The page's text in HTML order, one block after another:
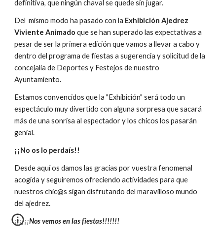
definitiva, que ningún chaval se quede sin jugar.
Del  mismo modo ha pasado con la Exhibición Ajedrez
Viviente Animado que se han superado las expectativas a
pesar de ser la primera edición que vamos a llevar a cabo y
dentro del programa de fiestas a sugerencia y solicitud de la
concejalía de Deportes y Festejos de nuestro
Ayuntamiento.
Estamos convencidos que la "Exhibición" será todo un
espectáculo muy divertido con alguna sorpresa que sacará
más de una sonrisa al espectador y los chicos los pasarán
genial.
¡¡No os lo perdaís!!
Desde aquí os damos las gracias por vuestra fenomenal
acogida y seguiremos ofreciendo actividades para que
nuestros chic@s sigan disfrutando del maravilloso mundo
del ajedrez.
¡¡¡¡¡¡Nos vemos en las fiestas!!!!!!!